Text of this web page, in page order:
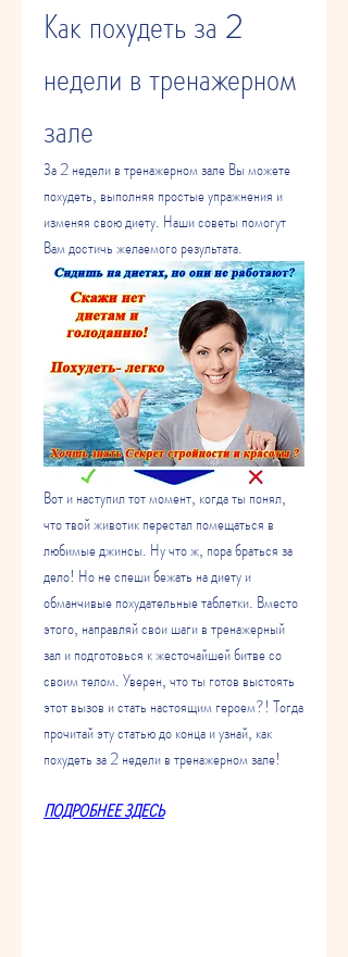
Как похудеть за 2
недели в тренажерном
зале
За 2 недели в тренажерном зале Вы можете
похудеть, выполняя простые упражнения и
изменяя свою диету. Наши советы помогут
Вам достичь желаемого результата.
Вот и наступил тот момент, когда ты понял,
что твой животик перестал помещаться в
любимые джинсы. Ну что ж, пора браться за
дело! Но не спеши бежать на диету и
обманчивые похудательные таблетки. Вместо
этого, направляй свои шаги в тренажерный
зал и подготовься к жесточайшей битве со
своим телом. Уверен, что ты готов выстоять
этот вызов и стать настоящим героем?! Тогда
прочитай эту статью до конца и узнай, как
похудеть за 2 недели в тренажерном зале!
ПОДРОБНЕЕ ЗДЕСЬ